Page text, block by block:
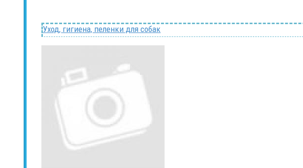
Уход, гигиена, пеленки для собак